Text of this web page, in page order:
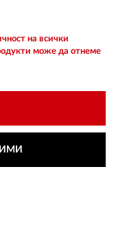
на всички
може да отнеме